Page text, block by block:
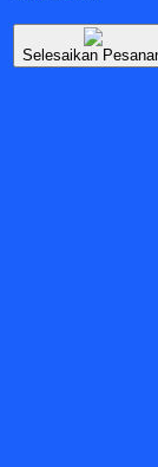
Selesaikan